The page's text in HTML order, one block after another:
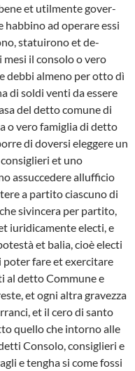
et utilmente gover­
habbino ad operare essi
statuirono et de­
me­si il consolo o vero
debbi almeno per otto dì
di soldi venti da essere
del detto comune di
o vero famiglia di detto
di doversi eleggere un
et uno
assuccedere allufficio
a partito ciascuno di
sivincera per partito,
iuridicamente electi, e
et balia, cioè electi
po­ter fare et exercitare
al detto Commune e
et ogni altra gravezza
et il cero di san­to
quello che intorno alle
Consolo, consi­glieri e
e tengha si come fossi